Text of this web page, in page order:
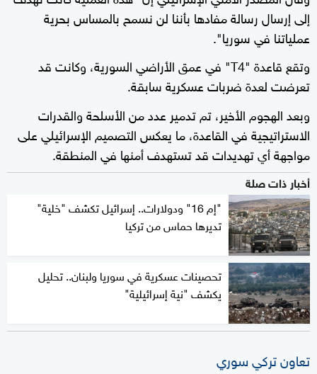
إلى إرسال رسالة مفادها بأننا لن نسمح بالمساس بحرية
عملياتنا في سوريا".
وتقع قاعدة "T4" في عمق الأراضي السورية، وكانت قد
تعرضت لعدة ضربات عسكرية سابقة.
وبعد الهجوم الأخير، تم تدمير عدد من الأسلحة والقدرات
الاستراتيجية في القاعدة، ما يعكس التصميم الإسرائيلي على
مواجهة أي تهديدات قد تستهدف أمنها في المنطقة.
أخبار ذات صلة
"إم 16" ودولارات.. إسرائيل تكشف "خلية"
تديرها حماس من تركيا
تحصينات عسكرية في سوريا ولبنان.. تحليل
يكشف "نية إسرائيلية"
تعاون تركي سوري